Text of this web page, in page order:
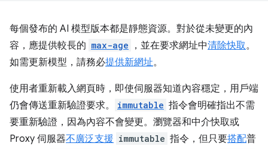
每個發布的 AI 模型版本都是靜態資源。對於從未變更的內
容，應提供較長的 max-age ，並在要求網址中清除快取。
如需更新模型，請務必提供新網址。
使用者重新載入網頁時，即使伺服器知道內容穩定，用戶端
仍會傳送重新驗證要求。
immutable 指令會明確指出不需
要重新驗證，因為內容不會變更。瀏覽器和中介快取或
Proxy 伺服器不廣泛支援 immutable 指令，但只要搭配普